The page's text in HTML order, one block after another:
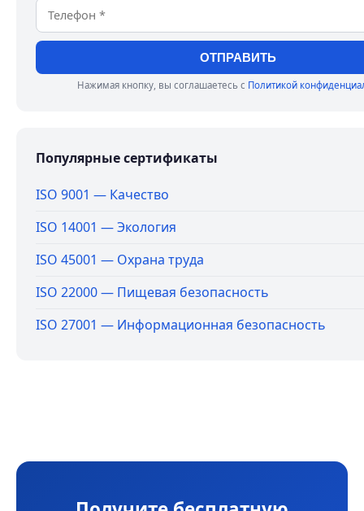
ОТПРАВИТЬ
Нажимая кнопку, вы соглашаетесь с Политикой
Популярные сертификаты
ISO 9001 — Качество
ISO 14001 — Экология
ISO 45001 — Охрана труда
ISO 22000 — Пищевая безопасность
ISO 27001 — Информационная безопасность